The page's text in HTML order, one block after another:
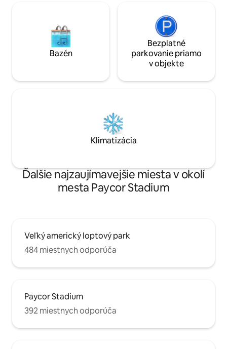
Bazén
Bezplatné
parkovanie priamo
v objekte
Klimatizácia
Ďalšie najzaujímavejšie miesta v okolí
mesta Paycor Stadium
Veľký americký loptový park
484 miestnych odporúča
Paycor Stadium
392 miestnych odporúča